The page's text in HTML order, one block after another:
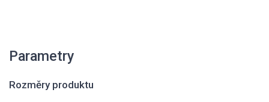
Parametry
Rozměry produktu